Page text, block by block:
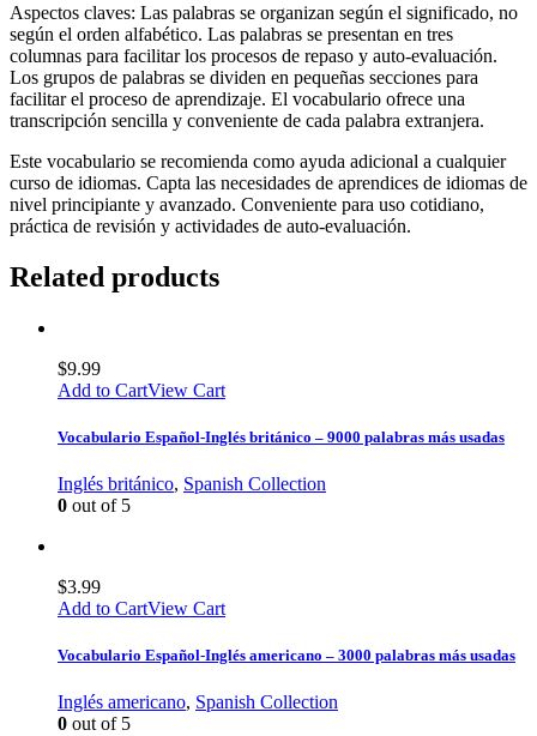
Aspectos claves: Las palabras se organizan según el significado, no
según el orden alfabético. Las palabras se presentan en tres
columnas para facilitar los procesos de repaso y auto-evaluación.
Los grupos de palabras se dividen en pequeñas secciones para
facilitar el proceso de aprendizaje. El vocabulario ofrece una
transcripción sencilla y conveniente de cada palabra extranjera.
Este vocabulario se recomienda como ayuda adicional a cualquier
curso de idiomas. Capta las necesidades de aprendices de idiomas de
nivel principiante y avanzado. Conveniente para uso cotidiano,
práctica de revisión y actividades de auto-evaluación.
Related products
$9.99
Add to CartView Cart
Vocabulario Español-Inglés británico – 9000 palabras más usadas
Inglés británico, Spanish Collection
0 out of 5
$3.99
Add to CartView Cart
Vocabulario Español-Inglés americano – 3000 palabras más usadas
Inglés americano, Spanish Collection
0 out of 5